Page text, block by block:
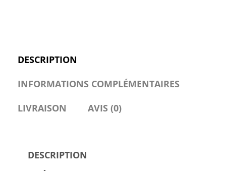
DESCRIPTION
INFORMATIONS COMPLÉMENTAIRES
LIVRAISON
AVIS (0)
DESCRIPTION